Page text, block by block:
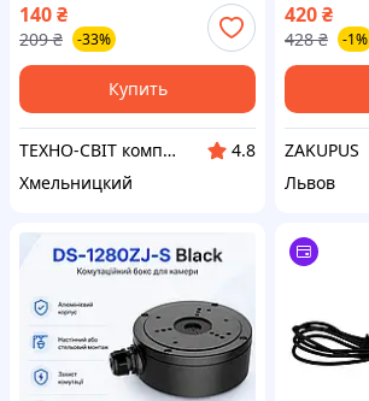
140₴
209 ₴ -33%
Купить
ТЕХНО-СВІТ компьютерна техніка, мобільні аксесуари, електронна техніка та багато іншого.
4.8
Хмельницкий
420₴
428 ₴ -1%
ZAKUPUS
Львов